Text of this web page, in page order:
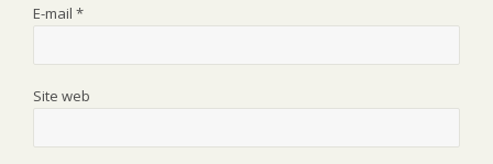
E-mail *
Site web